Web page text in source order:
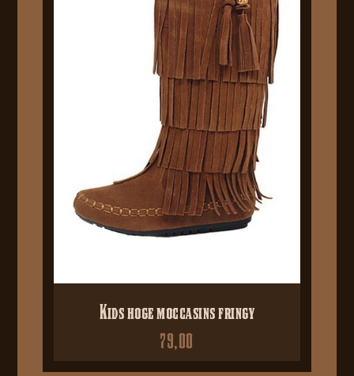
Kids hoge moccasins fringy
79,00